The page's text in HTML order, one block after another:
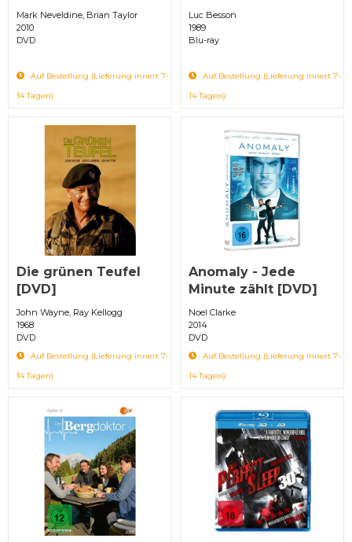
Mark Neveldine, Brian Taylor
2010
DVD
Auf Bestellung (Lieferung innert 7-
14 Tagen)
Luc Besson
1989
Blu-ray
Auf Bestellung (Lieferung innert 7-
14 Tagen)
Die grünen Teufel
[DVD]
John Wayne, Ray Kellogg
1968
DVD
Auf Bestellung (Lieferung innert 7-
14 Tagen)
Anomaly - Jede
Minute zählt [DVD]
Noel Clarke
2014
DVD
Auf Bestellung (Lieferung innert 7-
14 Tagen)